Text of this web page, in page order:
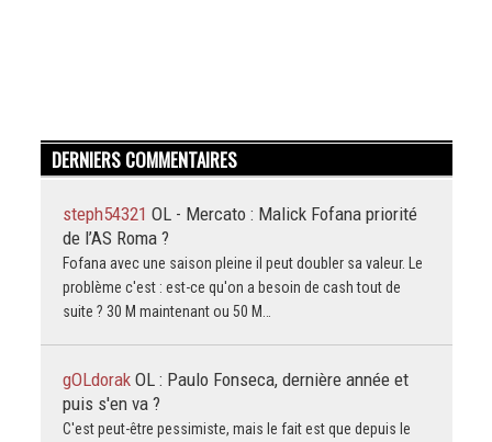
DERNIERS COMMENTAIRES
steph54321 OL - Mercato : Malick Fofana priorité
de l’AS Roma ?
Fofana avec une saison pleine il peut doubler sa valeur. Le
problème c'est : est-ce qu'on a besoin de cash tout de
suite ? 30 M maintenant ou 50 M…
gOLdorak OL : Paulo Fonseca, dernière année et
puis s'en va ?
C'est peut-être pessimiste, mais le fait est que depuis le